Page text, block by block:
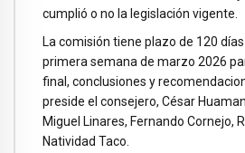
cumplió o no la legislación vigente.
La comisión tiene plazo de 120
primera semana de marzo 2026
final, conclusiones y
preside el consejero, César
Miguel Linares, Fernando Cornejo,
Natividad Taco.